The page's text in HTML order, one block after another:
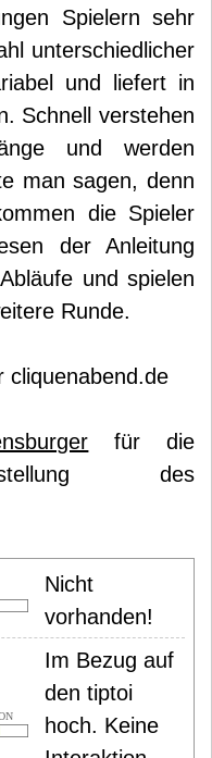
Spielern sehr
unterschiedlicher
und liefert in
Schnell verstehen
und werden
man sagen, denn
die Spieler
der Anleitung
und spielen
Runde.
cliquenabend.de
für die
des
Nicht
vorhanden!
Im Bezug auf
den tiptoi
hoch. Keine